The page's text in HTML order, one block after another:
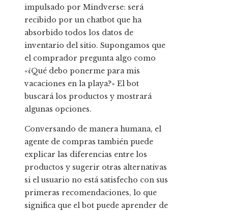
impulsado por Mindverse: será
recibido por un chatbot que ha
absorbido todos los datos de
inventario del sitio. Supongamos que
el comprador pregunta algo como
«¿Qué debo ponerme para mis
vacaciones en la playa?» El bot
buscará los productos y mostrará
algunas opciones.
Conversando de manera humana, el
agente de compras también puede
explicar las diferencias entre los
productos y sugerir otras alternativas
si el usuario no está satisfecho con sus
primeras recomendaciones, lo que
significa que el bot puede aprender de